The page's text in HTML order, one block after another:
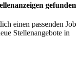
gefunden
einen passenden Job
Stellenangebote in